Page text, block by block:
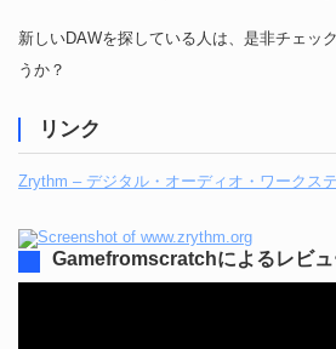
新しいDAWを探している人は、是非チェッ
うか？
リンク
Zrythm – デジタル・オーディオ・ワークス
Gamefromscratchによるレビ